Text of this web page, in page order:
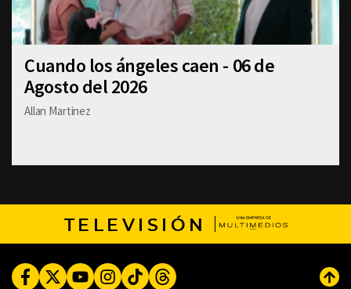
Cuando los ángeles caen - 06 de
Agosto del 2026
Allan Martinez
TELEVISIÓN
FacebookTwitterYoutubeInstagram
TikTokThreads